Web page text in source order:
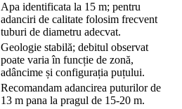
Apa identificata la 15 m; pentru
adanciri de calitate folosim frecvent
tuburi de diametru adecvat.
Geologie stabilă; debitul observat
poate varia în funcție de zonă,
adâncime și configurația puțului.
Recomandam adancirea puturilor de
13 m pana la pragul de 15-20 m.